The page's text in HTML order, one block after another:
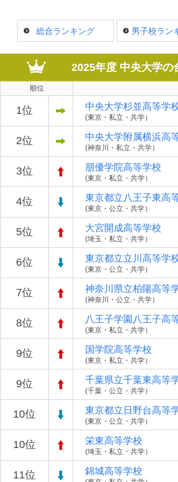
総合ランキング 男子校ラン
2025年度 中央大学の
順位
1位 中央大学杉並高等学
(東京・私立・共学）
2位 中央大学附属横浜高
(神奈川・私立・共学）
3位 朋優学院高等学校
(東京・私立・共学）
4位 東京都立八王子東高
(東京・公立・共学）
5位 大宮開成高等学校
(埼玉・私立・共学）
6位 東京都立立川高等学
(東京・公立・共学）
7位 神奈川県立柏陽高等
(神奈川・公立・共学）
8位 八王子学園八王子高
(東京・私立・共学）
9位 国学院高等学校
(東京・私立・共学）
9位 千葉県立千葉東高等
(千葉・公立・共学）
10位 東京都立日野台高等
(東京・公立・共学）
10位 栄東高等学校
(埼玉・私立・共学）
11位 錦城高等学校